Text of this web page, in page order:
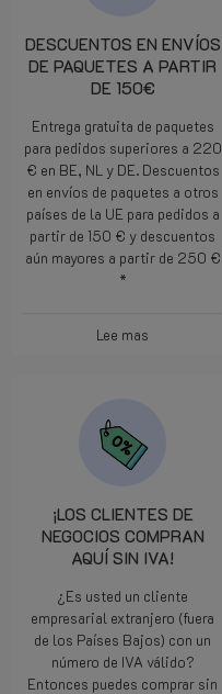
DESCUENTOS EN ENVÍOS
DE PAQUETES A PARTIR
DE 150€
Entrega gratuita de paquetes
para pedidos superiores a 220
€ en BE, NL y DE. Descuentos
en envíos de paquetes a otros
países de la UE para pedidos a
partir de 150 € y descuentos
aún mayores a partir de 250 €
*
Lee mas
¡LOS CLIENTES DE
NEGOCIOS COMPRAN
AQUÍ SIN IVA!
¿Es usted un cliente
empresarial extranjero (fuera
de los Países Bajos) con un
número de IVA válido?
Entonces puedes comprar sin